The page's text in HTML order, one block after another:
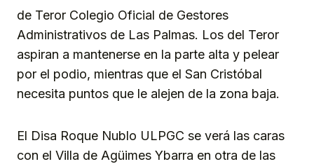
de Teror Colegio Oficial de Gestores
Administrativos de Las Palmas. Los del Teror
aspiran a mantenerse en la parte alta y pelear
por el podio, mientras que el San Cristóbal
necesita puntos que le alejen de la zona baja.
El Disa Roque Nublo ULPGC se verá las caras
con el Villa de Agüimes Ybarra en otra de las